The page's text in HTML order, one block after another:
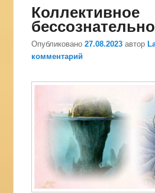
Коллективное
Опубликовано27.08.2023 автор
комментарий